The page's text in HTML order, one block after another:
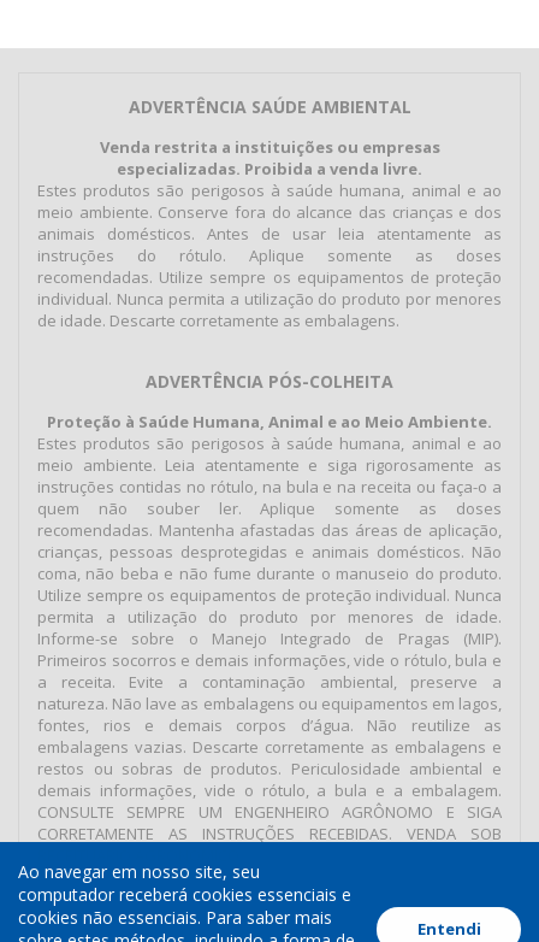
ADVERTÊNCIA SAÚDE AMBIENTAL
Venda restrita a instituições ou empresas
especializadas. Proibida a venda livre.
Estes produtos são perigosos à saúde humana, animal e ao
meio ambiente. Conserve fora do alcance das crianças e dos
animais domésticos. Antes de usar leia atentamente as
instruções do rótulo. Aplique somente as doses
recomendadas. Utilize sempre os equipamentos de proteção
individual. Nunca permita a utilização do produto por menores
de idade. Descarte corretamente as embalagens.
ADVERTÊNCIA PÓS-COLHEITA
Proteção à Saúde Humana, Animal e ao Meio Ambiente.
Estes produtos são perigosos à saúde humana, animal e ao
meio ambiente. Leia atentamente e siga rigorosamente as
instruções contidas no rótulo, na bula e na receita ou faça-o a
quem não souber ler. Aplique somente as doses
recomendadas. Mantenha afastadas das áreas de aplicação,
crianças, pessoas desprotegidas e animais domésticos. Não
coma, não beba e não fume durante o manuseio do produto.
Utilize sempre os equipamentos de proteção individual. Nunca
permita a utilização do produto por menores de idade.
Informe-se sobre o Manejo Integrado de Pragas (MIP).
Primeiros socorros e demais informações, vide o rótulo, bula e
a receita. Evite a contaminação ambiental, preserve a
natureza. Não lave as embalagens ou equipamentos em lagos,
fontes, rios e demais corpos d’água. Não reutilize as
embalagens vazias. Descarte corretamente as embalagens e
restos ou sobras de produtos. Periculosidade ambiental e
demais informações, vide o rótulo, a bula e a embalagem.
CONSULTE SEMPRE UM ENGENHEIRO AGRÔNOMO E SIGA
CORRETAMENTE AS INSTRUÇÕES RECEBIDAS. VENDA SOB
Termos de Uso Política de Cookies Política de Privacidade
Ao navegar em nosso site, seu
computador receberá cookies essenciais e
cookies não essenciais. Para saber mais
Entendi